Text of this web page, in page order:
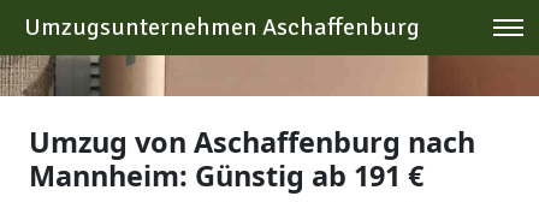
Umzugsunternehmen Aschaffenburg
Umzug von Aschaffenburg nach
Mannheim: Günstig ab 191 €